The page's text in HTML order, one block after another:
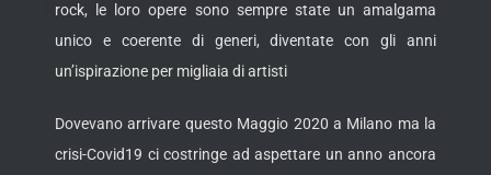
rock, le loro opere sono sempre state un amalgama
unico e coerente di generi, diventate con gli anni
un’ispirazione per migliaia di artisti
Dovevano arrivare questo Maggio 2020 a Milano ma la
crisi-Covid19 ci costringe ad aspettare un anno ancora